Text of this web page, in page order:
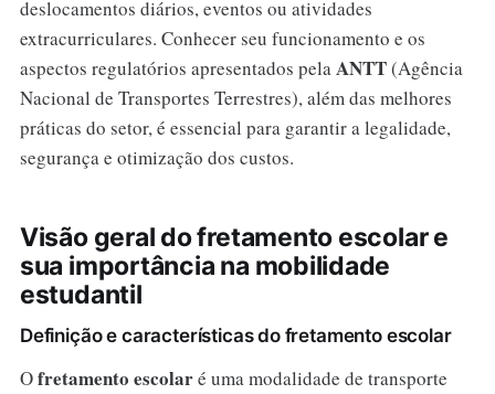
deslocamentos diários, eventos ou atividades
extracurriculares. Conhecer seu funcionamento e os
aspectos regulatórios apresentados pelaANTT(Agência
Nacional de Transportes Terrestres), além das melhores
práticas do setor, é essencial para garantir a legalidade,
segurança e otimização dos custos.
Visão geral do fretamento escolar e
sua importância na mobilidade
estudantil
Definição e características do fretamento escolar
Ofretamento escolaré uma modalidade de transporte